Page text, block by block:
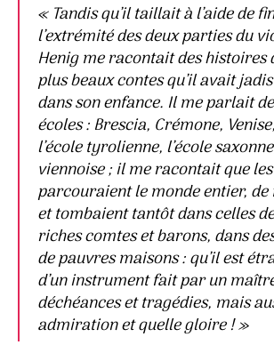
« Tandis qu’il taillait à l’aide de
l’extrémité des deux parties du
Henig me racontait des histoires
plus beaux contes qu’il avait
dans son enfance. Il me parlait
écoles : Brescia, Crémone,
l’école tyrolienne, l’école
viennoise ; il me racontait que
parcouraient le monde entier,
et tombaient tantôt dans celles
riches comtes et barons, dans
de pauvres maisons : qu’il est
d’un instrument fait par un
déchéances et tragédies, mais
admiration et quelle gloire ! »